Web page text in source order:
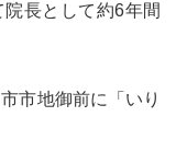
院長として約6年間
市地御前に「いり